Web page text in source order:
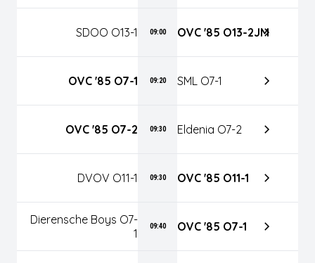
SDOO O13-1 09:00 OVC '85 O13-2JM
OVC '85 O7-1 09:20 SML O7-1
OVC '85 O7-2 09:30 Eldenia O7-2
DVOV O11-1 09:30 OVC '85 O11-1
Dierensche Boys O7-
1
09:40 OVC '85 O7-1